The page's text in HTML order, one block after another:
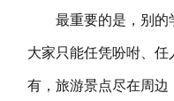
最重要的是，别的
大家只能任凭吩咐、任
有，旅游景点尽在周边